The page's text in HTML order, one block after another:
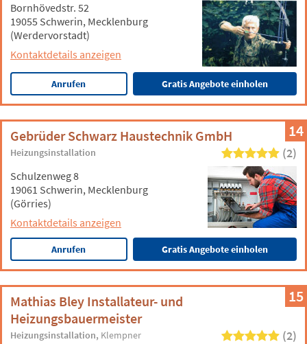
Bornhövedstr. 52
19055 Schwerin, Mecklenburg
(Werdervorstadt)
Kontaktdetails anzeigen
Anrufen Gratis Angebote einholen
14
Gebrüder Schwarz Haustechnik GmbH
Heizungsinstallation (2)
Schulzenweg 8
19061 Schwerin, Mecklenburg
(Görries)
Kontaktdetails anzeigen
Anrufen Gratis Angebote einholen
15
Mathias Bley Installateur- und
Heizungsbauermeister
Heizungsinstallation Klempner (2)